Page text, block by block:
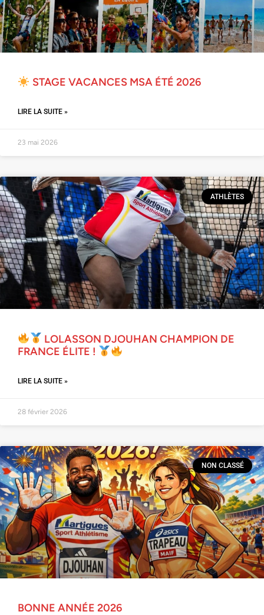
STAGE VACANCES MSA ÉTÉ 2026
LIRE LA SUITE »
23 mai 2026
ATHLÈTES
LOLASSON DJOUHAN CHAMPION DE
FRANCE ÉLITE !
LIRE LA SUITE »
28 février 2026
NON CLASSÉ
BONNE ANNÉE 2026